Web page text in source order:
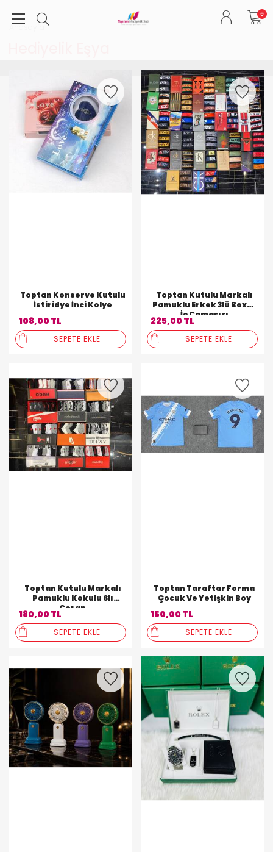
0
Anasayfa
Toptan Konserve Kutulu
İstiridye İnci Kolye
108,00 TL
SEPETE EKLE
Toptan Kutulu Markalı
Pamuklu Erkek 3lü Boxer
İç Çamaşırı
225,00 TL
SEPETE EKLE
Toptan Kutulu Markalı
Pamuklu Kokulu 6lı
Çorap
180,00 TL
SEPETE EKLE
Toptan Taraftar Forma
Çocuk Ve Yetişkin Boy
150,00 TL
SEPETE EKLE